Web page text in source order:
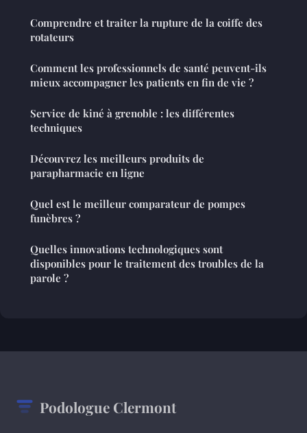
Comprendre et traiter la rupture de la coiffe des
rotateurs
Comment les professionnels de santé peuvent-ils
mieux accompagner les patients en fin de vie ?
Service de kiné à grenoble : les différentes
techniques
Découvrez les meilleurs produits de
parapharmacie en ligne
Quel est le meilleur comparateur de pompes
funèbres ?
Quelles innovations technologiques sont
disponibles pour le traitement des troubles de la
parole ?
Podologue Clermont